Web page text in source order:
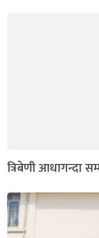
त्रिबेणी आधागन्दा